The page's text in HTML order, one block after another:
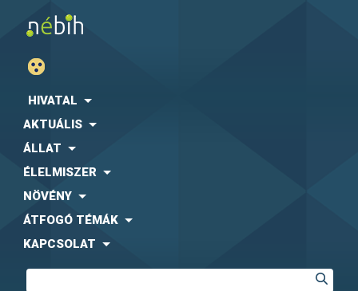
HIVATAL
AKTUÁLIS
ÁLLAT
ÉLELMISZER
NÖVÉNY
ÁTFOGÓ TÉMÁK
KAPCSOLAT